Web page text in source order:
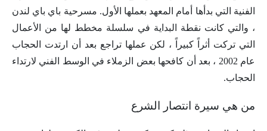
الفنية التي بدأها أمام المعهد بعملها الأول. مسرحية باي باي لندن
، والتي كانت نقطة البداية في سلسلة مخطط لها من الأعمال
التي تركت أثراً كبيراً ، لكن عملها تراجع بعد أن ارتدت الحجاب
عام 2002 ، بعد أن كافحها ​​بعض الزملاء في الوسط الفني لارتداء
الحجاب.
من هي سيرة انتصار الشرع